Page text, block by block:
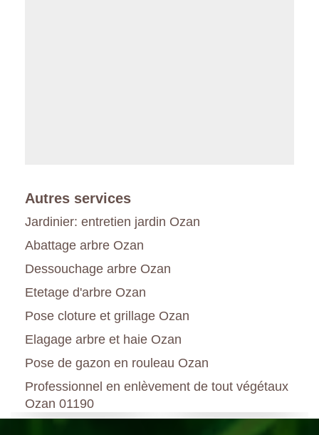
Autres services
Jardinier: entretien jardin Ozan
Abattage arbre Ozan
Dessouchage arbre Ozan
Etetage d'arbre Ozan
Pose cloture et grillage Ozan
Elagage arbre et haie Ozan
Pose de gazon en rouleau Ozan
Professionnel en enlèvement de tout végétaux
Ozan 01190